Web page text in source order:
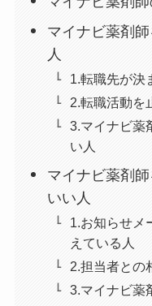
マイナビ薬剤
人
1.転職先が決
2.転職活動を
3.マイナビ薬
い人
マイナビ薬剤
いい人
1.お知らせメ
えている人
2.担当者との
3.マイナビ薬